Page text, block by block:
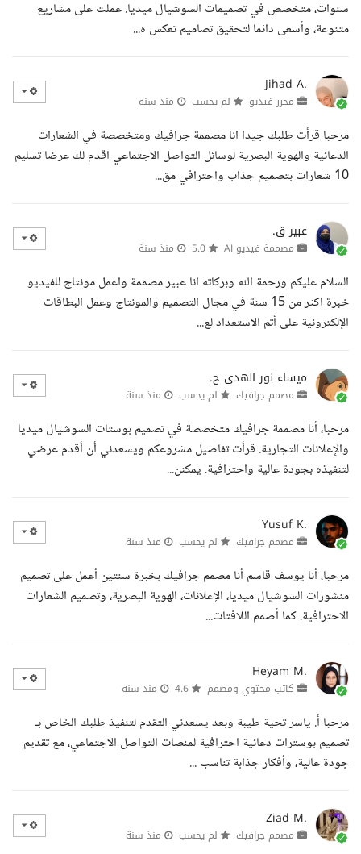
سنوات، متخصص في تصميمات السوشيال ميديا. عملت على مشاريع
متنوعة، وأسعى دائما لتحقيق تصاميم تعكس ه...
Jihad A.
محرر فيديو لم يحسب منذ سنة
مرحبا قرأت طلبك جيدا انا مصممة جرافيك ومتخصصة في الشعارات
الدعائية والهوية البصرية لوسائل التواصل الاجتماعي اقدم لك عرضا تسليم
10 شعارات بتصميم جذاب واحترافي مق...
عبير ق.
مصممة فيديو AI منذ سنة
السلام عليكم ورحمة الله وبركاته انا عبير مصممة واعمل مونتاج للفيديو
خبرة اكثر من 15 سنة في مجال التصميم والمونتاج وعمل البطاقات
الإلكترونية على أتم الاستعداد لع...
ميساء نور الهدى ح.
مصمم جرافيك لم يحسب منذ سنة
مرحبا، أنا مصممة جرافيك متخصصة في تصميم بوستات السوشيال ميديا
والإعلانات التجارية. قرأت تفاصيل مشروعكم ويسعدني أن أقدم عرضي
لتنفيذه بجودة عالية واحترافية. يمكنن...
Yusuf K.
مصمم جرافيك لم يحسب منذ سنة
مرحبا، أنا يوسف قاسم أنا مصمم جرافيك بخبرة سنتين أعمل على تصميم
منشورات السوشيال ميديا، الإعلانات، الهوية البصرية، وتصميم الشعارات
الاحترافية. كما أصمم اللافتات...
Heyam M.
كاتب محتوي ومصمم منذ سنة
مرحبا أ. ياسر تحية طيبة وبعد يسعدني التقدم لتنفيذ طلبك الخاص بـ
تصميم بوسترات دعائية احترافية لمنصات التواصل الاجتماعي، مع تقديم
جودة عالية، وأفكار جذابة تناسب ...
Ziad M.
مصمم جرافيك لم يحسب منذ سنة